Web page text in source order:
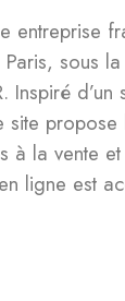
entreprise
sous
Inspiré
site
à la vente
ligne est